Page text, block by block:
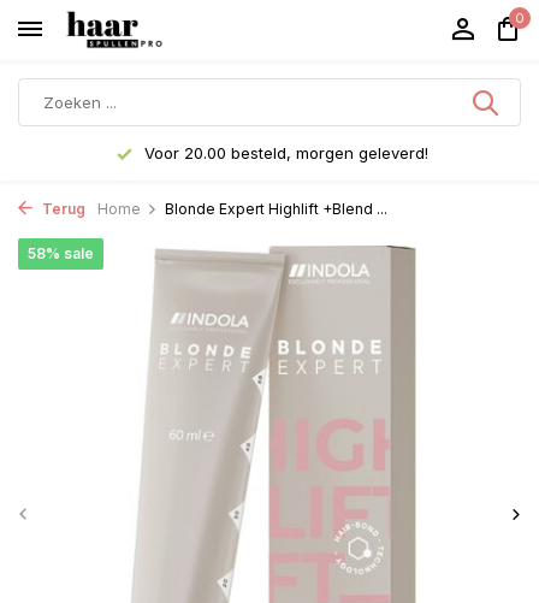
0
Voor 20.00 besteld, morgen geleverd!
Terug Home Blonde Expert Highlift +Blend ...
58% sale